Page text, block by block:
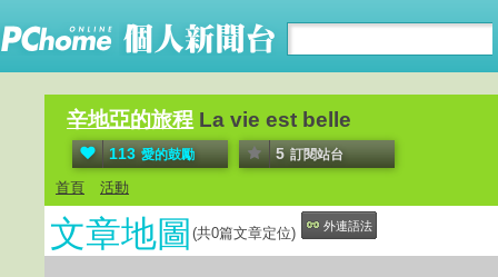
辛地亞的旅程 La vie est belle
113 愛的鼓勵 5 訂閱站台
首頁 活動
文章地圖 (共0篇文章定位) 外連語法